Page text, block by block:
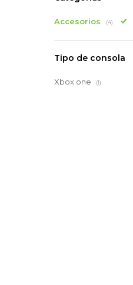
Accesorios (4)
Tipo de consola
Xbox one (1)